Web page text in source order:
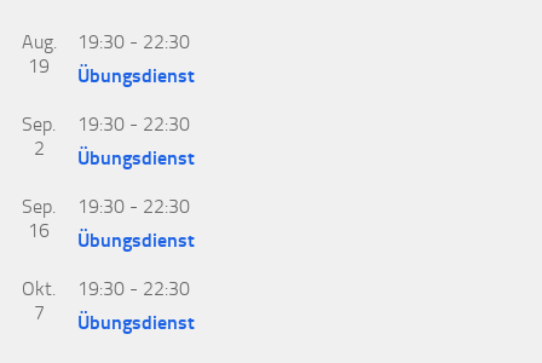
Aug.
19
19:30 - 22:30
Übungsdienst
Sep.
2
19:30 - 22:30
Übungsdienst
Sep.
16
19:30 - 22:30
Übungsdienst
Okt.
7
19:30 - 22:30
Übungsdienst